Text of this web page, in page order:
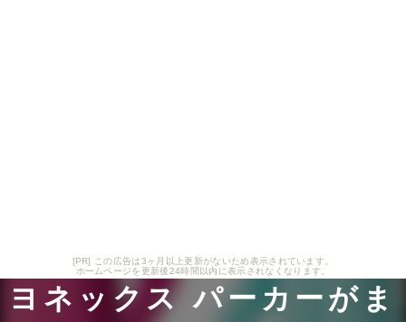
[PR] この広告は3ヶ月以上更新がないため表示されています。
ホームページを更新後24時間以内に表示されなくなります。
ヨネックス パーカーがま